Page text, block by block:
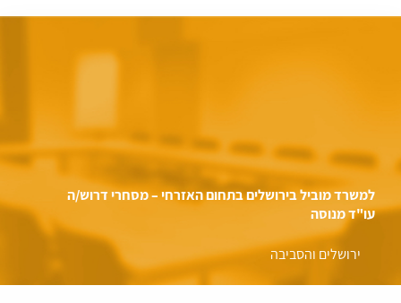
למשרד מוביל בירושלים בתחום האזרחי – מסחרי דרוש/ה
עו"ד מנוסה
ירושלים והסביבה